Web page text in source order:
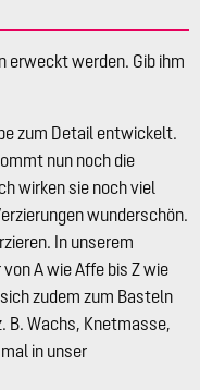
erweckt werden. Gib ihm
zum Detail entwickelt.
nun noch die
wirken sie noch viel
wunderschön.
In unserem
A wie Affe bis Z wie
zudem zum Basteln
B. Wachs, Knetmasse,
in unser